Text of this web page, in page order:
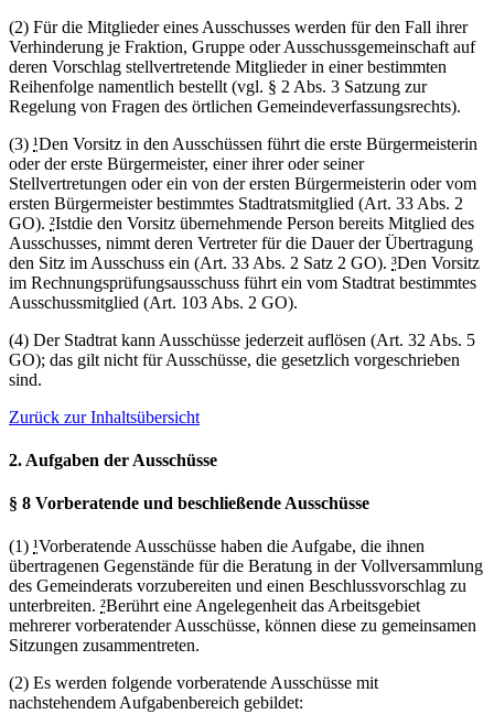
(2) Für die Mitglieder eines Ausschusses werden für den Fall ihrer
Verhinderung je Fraktion, Gruppe oder Ausschussgemeinschaft auf
deren Vorschlag stellvertretende Mitglieder in einer bestimmten
Reihenfolge namentlich bestellt (vgl. § 2 Abs. 3 Satzung zur
Regelung von Fragen des örtlichen Gemeindeverfassungsrechts).
(3) ¹Den Vorsitz in den Ausschüssen führt die erste Bürgermeisterin
oder der erste Bürgermeister, einer ihrer oder seiner
Stellvertretungen oder ein von der ersten Bürgermeisterin oder vom
ersten Bürgermeister bestimmtes Stadtratsmitglied (Art. 33 Abs. 2
GO). ²Istdie den Vorsitz übernehmende Person bereits Mitglied des
Ausschusses, nimmt deren Vertreter für die Dauer der Übertragung
den Sitz im Ausschuss ein (Art. 33 Abs. 2 Satz 2 GO). ³Den Vorsitz
im Rechnungsprüfungsausschuss führt ein vom Stadtrat bestimmtes
Ausschussmitglied (Art. 103 Abs. 2 GO).
(4) Der Stadtrat kann Ausschüsse jederzeit auflösen (Art. 32 Abs. 5
GO); das gilt nicht für Ausschüsse, die gesetzlich vorgeschrieben
sind.
Zurück zur Inhaltsübersicht
2. Aufgaben der Ausschüsse
§ 8 Vorberatende und beschließende Ausschüsse
(1) ¹Vorberatende Ausschüsse haben die Aufgabe, die ihnen
übertragenen Gegenstände für die Beratung in der Vollversammlung
des Gemeinderats vorzubereiten und einen Beschlussvorschlag zu
unterbreiten. ²Berührt eine Angelegenheit das Arbeitsgebiet
mehrerer vorberatender Ausschüsse, können diese zu gemeinsamen
Sitzungen zusammentreten.
(2) Es werden folgende vorberatende Ausschüsse mit
nachstehendem Aufgabenbereich gebildet: